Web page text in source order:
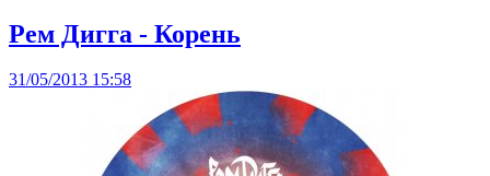
Рем Дигга - Корень
31/05/2013 15:58